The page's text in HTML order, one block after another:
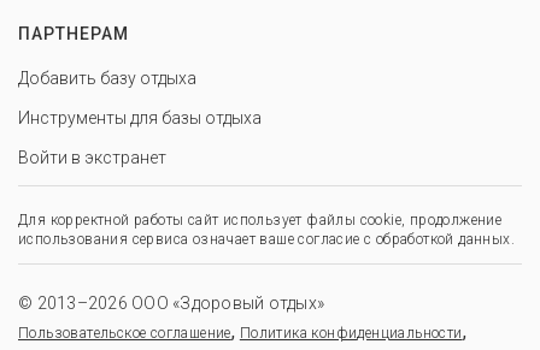
ПАРТНЕРАМ
Добавить базу отдыха
Инструменты для базы отдыха
Войти в экстранет
Для корректной работы сайт использует файлы cookie, продолжение
использования сервиса означает ваше согласие с обработкой данных.
© 2013–2026 ООО «Здоровый отдых»
Пользовательское соглашение, Политика конфиденциальности,